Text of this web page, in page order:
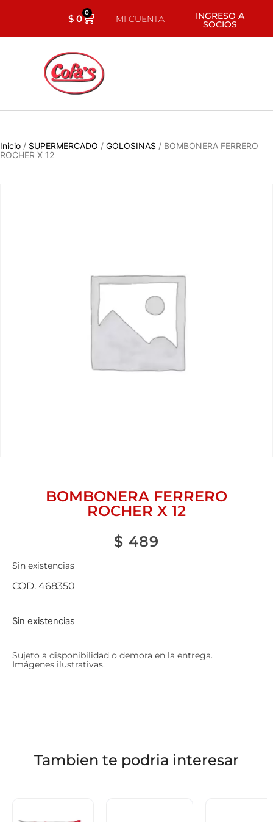
$0 0
MI CUENTA INGRESO A
SOCIOS
Inicio / SUPERMERCADO / GOLOSINAS / BOMBONERA FERRERO
ROCHER X 12
BOMBONERA FERRERO
ROCHER X 12
$ 489
Sin existencias
COD. 468350
Sin existencias
Sujeto a disponibilidad o demora en la entrega.
Imágenes ilustrativas.
Tambien te podria interesar